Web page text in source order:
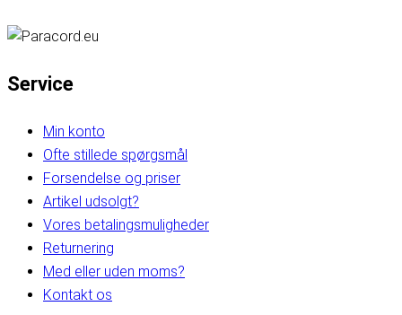
Service
Min konto
Ofte stillede spørgsmål
Forsendelse og priser
Artikel udsolgt?
Vores betalingsmuligheder
Returnering
Med eller uden moms?
Kontakt os